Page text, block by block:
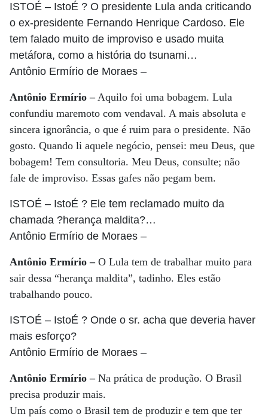
ISTOÉ – IstoÉ ? O presidente Lula anda criticando
o ex-presidente Fernando Henrique Cardoso. Ele
tem falado muito de improviso e usado muita
metáfora, como a história do tsunami…
Antônio Ermírio de Moraes –
Antônio Ermírio –Aquilo foi uma bobagem. Lula
confundiu maremoto com vendaval. A mais absoluta e
sincera ignorância, o que é ruim para o presidente. Não
gosto. Quando li aquele negócio, pensei: meu Deus, que
bobagem! Tem consultoria. Meu Deus, consulte; não
fale de improviso. Essas gafes não pegam bem.
ISTOÉ – IstoÉ ? Ele tem reclamado muito da
chamada ?herança maldita?…
Antônio Ermírio de Moraes –
Antônio Ermírio – O Lula tem de trabalhar muito para
sair dessa “herança maldita”, tadinho. Eles estão
trabalhando pouco.
ISTOÉ – IstoÉ ? Onde o sr. acha que deveria haver
mais esforço?
Antônio Ermírio de Moraes –
Antônio Ermírio –Na prática de produção. O Brasil
precisa produzir mais.
Um país como o Brasil tem de produzir e tem que ter